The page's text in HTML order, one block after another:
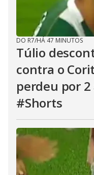
DO R7/HÁ 47 MINUTOS
Túlio
contra o
perdeu por 2
#Shorts